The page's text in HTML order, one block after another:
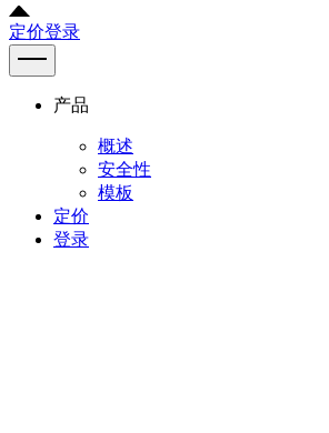
定价登录
产品
概述
安全性
模板
定价
登录